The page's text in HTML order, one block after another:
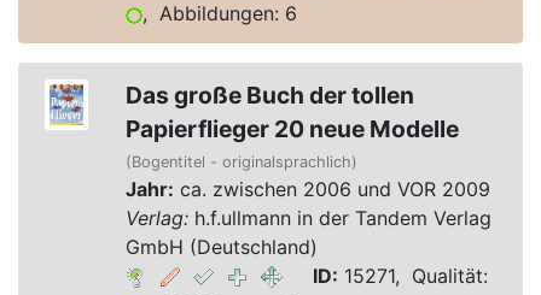
, Abbildungen: 6
Das große Buch der tollen
Papierflieger 20 neue Modelle
(Bogentitel - originalsprachlich)
Jahr: ca. zwischen 2006 und VOR 2009
Verlag:h.f.ullmann in der Tandem Verlag
GmbH (Deutschland)
ID: 15271, Qualität: